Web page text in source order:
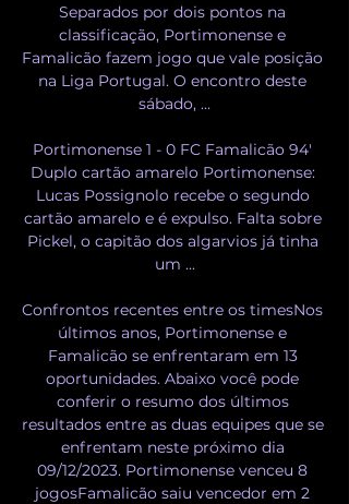
Separados por dois pontos na
classificação, Portimonense e
Famalicão fazem jogo que vale posição
na Liga Portugal. O encontro deste
sábado, ...
Portimonense 1 - 0 FC Famalicão 94'
Duplo cartão amarelo Portimonense:
Lucas Possignolo recebe o segundo
cartão amarelo e é expulso. Falta sobre
Pickel, o capitão dos algarvios já tinha
um ...
Confrontos recentes entre os timesNos
últimos anos, Portimonense e
Famalicão se enfrentaram em 13
oportunidades. Abaixo você pode
conferir o resumo dos últimos
resultados entre as duas equipes que se
enfrentam neste próximo dia
09/12/2023. Portimonense venceu 8
jogosFamalicão saiu vencedor em 2